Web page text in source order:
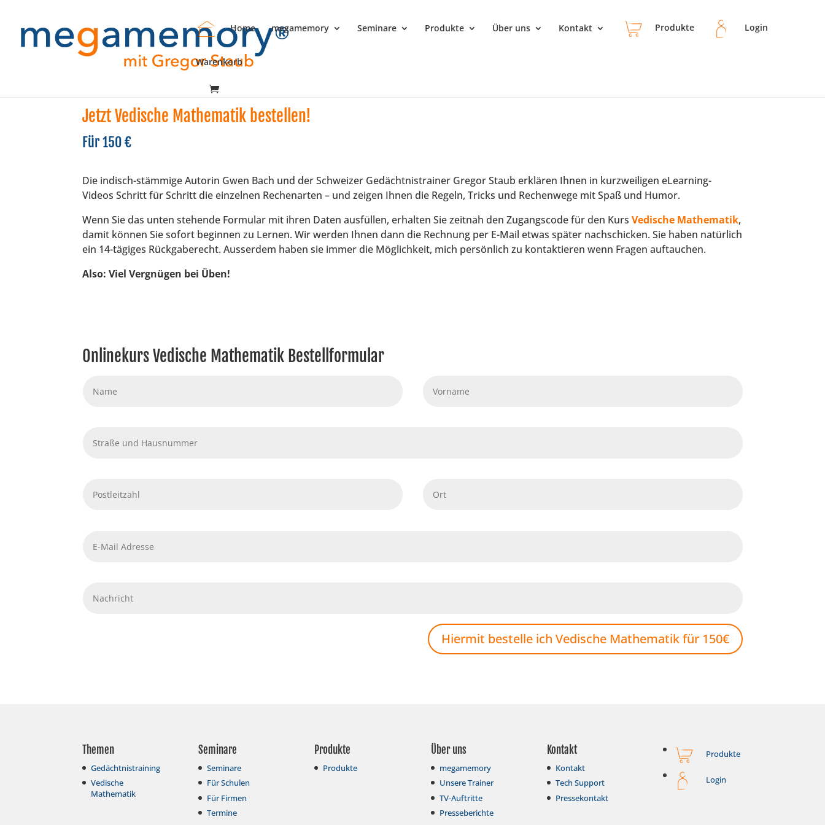
Home megamemory Seminare Produkte Über uns Kontakt Produkte Login
Warenkorb
Jetzt Vedische Mathematik bestellen!
Für 150 €
Die indisch-stämmige Autorin Gwen Bach und der Schweizer Gedächtnistrainer Gregor Staub erklären Ihnen in kurzweiligen eLearning-
Videos Schritt für Schritt die einzelnen Rechenarten – und zeigen Ihnen die Regeln, Tricks und Rechenwege mit Spaß und Humor.
Wenn Sie das unten stehende Formular mit ihren Daten ausfüllen, erhalten Sie zeitnah den Zugangscode für den KursVedische Mathematik,
damit können Sie sofort beginnen zu Lernen. Wir werden Ihnen dann die Rechnung per E-Mail etwas später nachschicken. Sie haben natürlich
ein 14-tägiges Rückgaberecht. Ausserdem haben sie immer die Möglichkeit, mich persönlich zu kontaktieren wenn Fragen auftauchen.
Also: Viel Vergnügen bei Üben!
Onlinekurs Vedische Mathematik Bestellformular
Hiermit bestelle ich Vedische Mathematik für 150€
Themen
Gedächtnistraining
Vedische
Mathematik
Seminare
Seminare
Für Schulen
Für Firmen
Termine
Produkte
Produkte
Über uns
megamemory
Unsere Trainer
TV-Auftritte
Presseberichte
Kontakt
Kontakt
Tech Support
Pressekontakt
Produkte
Login